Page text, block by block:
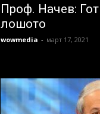
Проф. Начев:
лошото
wowmedia - март 17, 2021